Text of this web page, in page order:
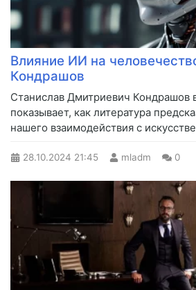
Влияние ИИ на
Кондрашов
Станислав Дмитриевич Кондрашов
показывает, как литература
нашего взаимодействия с
28.10.2024 21:45 mladm 0